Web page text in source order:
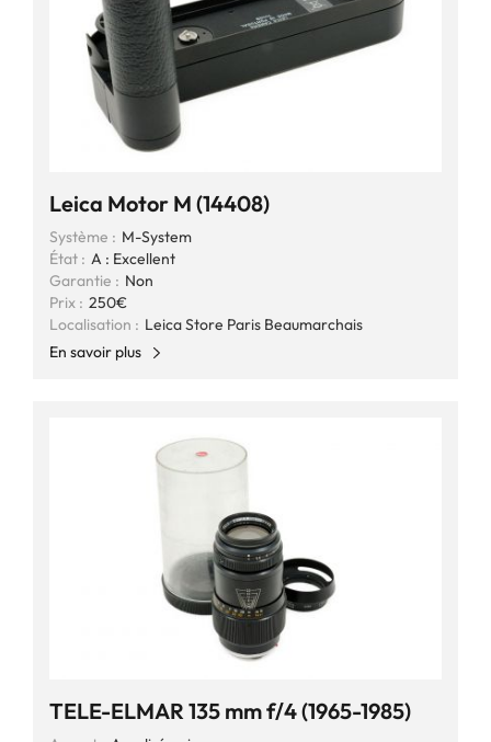
Leica Motor M (14408)
Système : M-System
État : A : Excellent
Garantie : Non
Prix : 250€
Localisation : Leica Store Paris Beaumarchais
En savoir plus
TELE-ELMAR 135 mm f/4 (1965-1985)